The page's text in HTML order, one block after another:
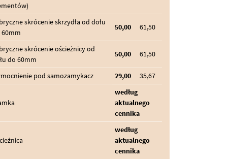
skrócenie skrzydła od dołu
50,00 61,50
skrócenie ościeżnicy od
do 60mm
50,00 61,50
pod samozamykacz 29,00 35,67
według
aktualnego
cennika
według
aktualnego
cennika